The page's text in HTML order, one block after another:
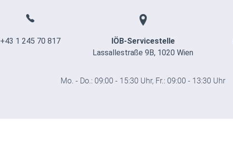
+43 1 245 70 817
IÖB-Servicestelle
Lassallestraße 9B, 1020 Wien
Mo. - Do.: 09:00 - 15:30 Uhr, Fr.: 09:00 - 13:30 Uhr